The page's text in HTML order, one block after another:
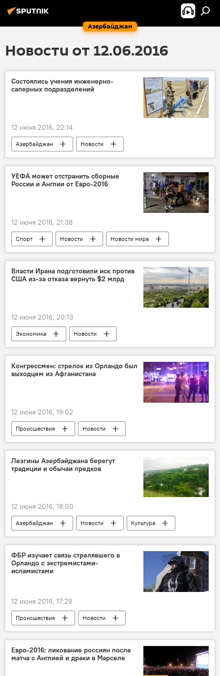
Азербайджан
Новости от 12.06.2016
Состоялись учения инженерно-
саперных подразделений
12 июня 2016, 22:14
Азербайджан Новости
УЕФА может отстранить сборные
России и Англии от Евро-2016
12 июня 2016, 21:38
Спорт Новости
Новости мира
ЖИЗНЬ
Власти Ирана подготовили иск против
США из-за отказа вернуть $2 млрд
12 июня 2016, 20:13
Экономика
Новости
Новости мира
Конгрессмен: стрелок из Орландо был
выходцем из Афганистана
12 июня 2016, 19:02
Происшествия
Новости
Новости мира
ЖИЗНЬ
Лезгины Азербайджана берегут
традиции и обычаи предков
12 июня 2016, 18:00
Азербайджан Новости
Культура
ЖИЗНЬ
ФБР изучает связь стрелявшего в
Орландо с экстремистами-
исламистами
12 июня 2016, 17:28
Происшествия
Новости
Новости мира
ЖИЗНЬ
Евро-2016: ликование россиян после
матча с Англией и драки в Марселе